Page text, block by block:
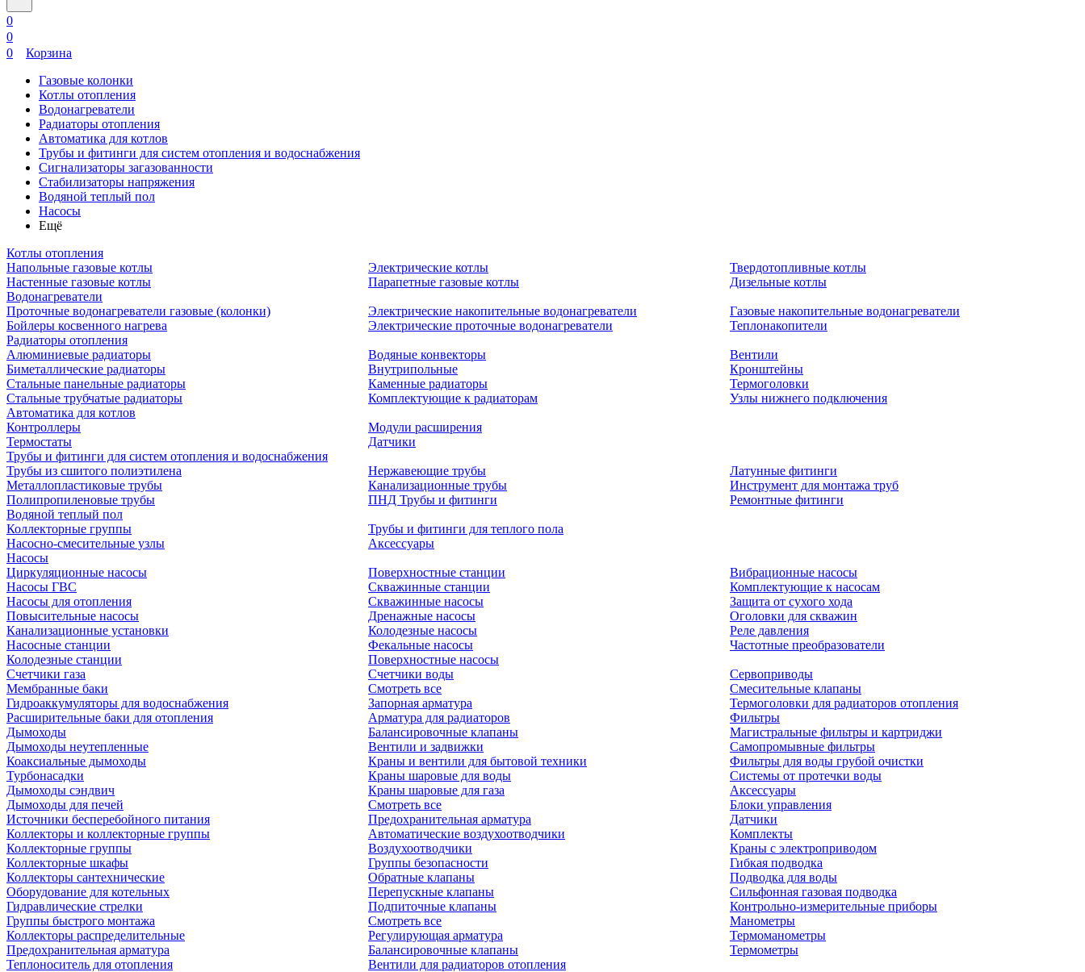
0
0
0
Корзина
Газовые колонки
Котлы отопления
Водонагреватели
Радиаторы отопления
Автоматика для котлов
Трубы и фитинги для систем отопления и водоснабжения
Сигнализаторы загазованности
Стабилизаторы напряжения
Водяной теплый пол
Насосы
Ещё
Котлы отопления
Напольные газовые котлы
Настенные газовые котлы
Электрические котлы
Парапетные газовые котлы
Твердотопливные котлы
Дизельные котлы
Водонагреватели
Проточные водонагреватели газовые (колонки)
Бойлеры косвенного нагрева
Электрические накопительные водонагреватели
Электрические проточные водонагреватели
Газовые накопительные водонагреватели
Теплонакопители
Радиаторы отопления
Алюминиевые радиаторы
Биметаллические радиаторы
Стальные панельные радиаторы
Стальные трубчатые радиаторы
Водяные конвекторы
Внутрипольные
Каменные радиаторы
Комплектующие к радиаторам
Вентили
Кронштейны
Термоголовки
Узлы нижнего подключения
Автоматика для котлов
Контроллеры
Термостаты
Модули расширения
Датчики
Трубы и фитинги для систем отопления и водоснабжения
Трубы из сшитого полиэтилена
Металлопластиковые трубы
Полипропиленовые трубы
Нержавеющие трубы
Канализационные трубы
ПНД Трубы и фитинги
Латунные фитинги
Инструмент для монтажа труб
Ремонтные фитинги
Водяной теплый пол
Коллекторные группы
Насосно-смесительные узлы
Трубы и фитинги для теплого пола
Аксессуары
Насосы
Циркуляционные насосы
Насосы ГВС
Насосы для отопления
Повысительные насосы
Канализационные установки
Насосные станции
Колодезные станции
Поверхностные станции
Скважинные станции
Скважинные насосы
Дренажные насосы
Колодезные насосы
Фекальные насосы
Поверхностные насосы
Вибрационные насосы
Комплектующие к насосам
Защита от сухого хода
Оголовки для скважин
Реле давления
Частотные преобразователи
Счетчики газа
Мембранные баки
Гидроаккумуляторы для водоснабжения
Расширительные баки для отопления
Дымоходы
Дымоходы неутепленные
Коаксиальные дымоходы
Турбонасадки
Дымоходы сэндвич
Дымоходы для печей
Источники бесперебойного питания
Коллекторы и коллекторные группы
Коллекторные группы
Коллекторные шкафы
Коллекторы сантехнические
Оборудование для котельных
Гидравлические стрелки
Группы быстрого монтажа
Коллекторы распределительные
Предохранительная арматура
Теплоноситель для отопления
Счетчики воды
Смотреть все
Запорная арматура
Арматура для радиаторов
Балансировочные клапаны
Вентили и задвижки
Краны и вентили для бытовой техники
Краны шаровые для воды
Краны шаровые для газа
Смотреть все
Предохранительная арматура
Автоматические воздухоотводчики
Воздухоотводчики
Группы безопасности
Обратные клапаны
Перепускные клапаны
Подпиточные клапаны
Смотреть все
Регулирующая арматура
Балансировочные клапаны
Вентили для радиаторов отопления
Сервоприводы
Смесительные клапаны
Термоголовки для радиаторов отопления
Фильтры
Магистральные фильтры и картриджи
Самопромывные фильтры
Фильтры для воды грубой очистки
Системы от протечки воды
Аксессуары
Блоки управления
Датчики
Комплекты
Краны с электроприводом
Гибкая подводка
Подводка для воды
Сильфонная газовая подводка
Контрольно-измерительные приборы
Манометры
Термоманометры
Термометры